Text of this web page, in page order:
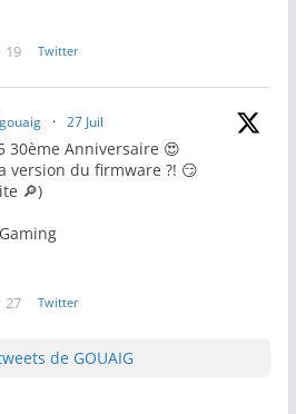
19 Twitter
· 27 Juil
30ème Anniversaire 😍
version du firmware ?! 😏
🔎)
27 Twitter
de GOUAIG